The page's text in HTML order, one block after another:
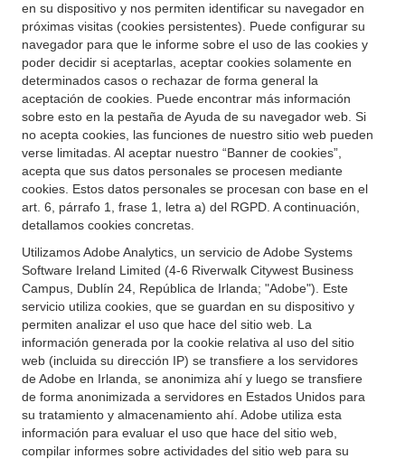
en su dispositivo y nos permiten identificar su navegador en
próximas visitas (cookies persistentes). Puede configurar su
navegador para que le informe sobre el uso de las cookies y
poder decidir si aceptarlas, aceptar cookies solamente en
determinados casos o rechazar de forma general la
aceptación de cookies. Puede encontrar más información
sobre esto en la pestaña de Ayuda de su navegador web. Si
no acepta cookies, las funciones de nuestro sitio web pueden
verse limitadas. Al aceptar nuestro “Banner de cookies”,
acepta que sus datos personales se procesen mediante
cookies. Estos datos personales se procesan con base en el
art. 6, párrafo 1, frase 1, letra a) del RGPD. A continuación,
detallamos cookies concretas.
Utilizamos Adobe Analytics, un servicio de Adobe Systems
Software Ireland Limited (4-6 Riverwalk Citywest Business
Campus, Dublín 24, República de Irlanda; "Adobe"). Este
servicio utiliza cookies, que se guardan en su dispositivo y
permiten analizar el uso que hace del sitio web. La
información generada por la cookie relativa al uso del sitio
web (incluida su dirección IP) se transfiere a los servidores
de Adobe en Irlanda, se anonimiza ahí y luego se transfiere
de forma anonimizada a servidores en Estados Unidos para
su tratamiento y almacenamiento ahí. Adobe utiliza esta
información para evaluar el uso que hace del sitio web,
compilar informes sobre actividades del sitio web para su